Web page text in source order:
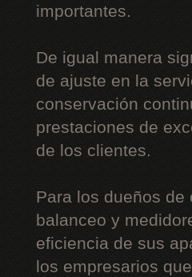
importantes.
De igual manera
de ajuste en la
conservación
prestaciones de
de los clientes.
Para los dueños
balanceo y
eficiencia de sus
los empresarios